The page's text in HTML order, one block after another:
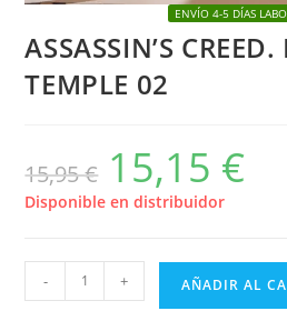
ENVÍO 4-5 DÍAS
ASSASSIN’S
TEMPLE 02
15,95€
El
precio
original
era:
15,15 €
Disponible en distribuidor
ASSASSIN’S
CREED.
- + AÑADIR AL